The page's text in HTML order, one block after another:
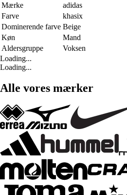
Mærke
adidas
Farve
khasix
Dominerende farve Beige
Køn
Mand
Aldersgruppe
Voksen
Loading...
Loading...
Alle vores mærker